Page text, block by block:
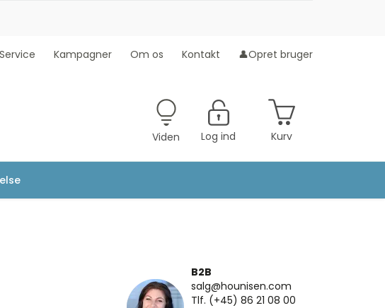
Service Kampagner Om os Kontakt 👤Opret bruger
Viden Log ind Kurv
B2B
salg@hounisen.com
Tlf. (+45) 86 21 08 00